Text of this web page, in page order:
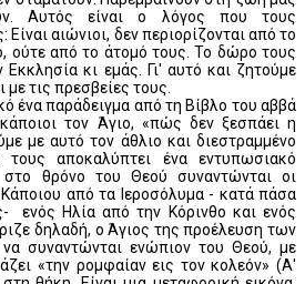
Αυτός είναι ο λόγος που τους
αιώνιοι, δεν περιορίζονται από το
ούτε από το άτομό τους. Το δώρο τους
Εκκλησία κι εμάς. Γι' αυτό και ζητούμε
τις πρεσβείες τους.
ένα παράδειγμα από τη Βίβλο του αββά
τον Άγιο, «πώς δεν ξεσπάει η
με αυτό τον άθλιο και διεστραμμένο
αποκαλύπτει ένα εντυπωσιακό
στο θρόνο του Θεού συναντώνται οι
από τα Ιεροσόλυμα - κατά πάσα
ενός Ηλία από την Κόρινθο και ενός
δηλαδή, ο Άγιος της προέλευση των
συναντώνται ενώπιον του Θεού, με
«την ρομφαίαν εις τον κολεόν» (Α'